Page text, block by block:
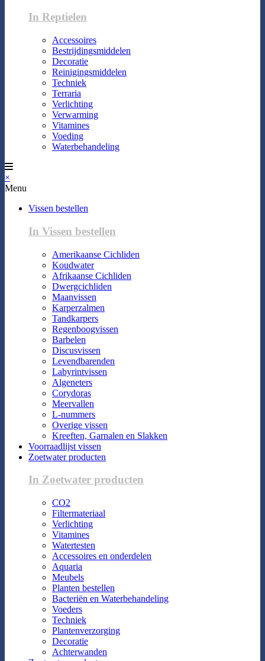
In Reptielen
Accessoires
Bestrijdingsmiddelen
Decoratie
Reinigingsmiddelen
Techniek
Terraria
Verlichting
Verwarming
Vitamines
Voeding
Waterbehandeling
×
Menu
Vissen bestellen
In Vissen bestellen
Amerikaanse Cichliden
Koudwater
Afrikaanse Cichliden
Dwergcichliden
Maanvissen
Karperzalmen
Tandkarpers
Regenboogvissen
Barbelen
Discusvissen
Levendbarenden
Labyrintvissen
Algeneters
Corydoras
Meervallen
L-nummers
Overige vissen
Kreeften, Garnalen en Slakken
Voorraadlijst vissen
Zoetwater producten
In Zoetwater producten
CO2
Filtermateriaal
Verlichting
Vitamines
Watertesten
Accessoires en onderdelen
Aquaria
Meubels
Planten bestellen
Bacteriën en Waterbehandeling
Voeders
Techniek
Plantenverzorging
Decoratie
Achterwanden